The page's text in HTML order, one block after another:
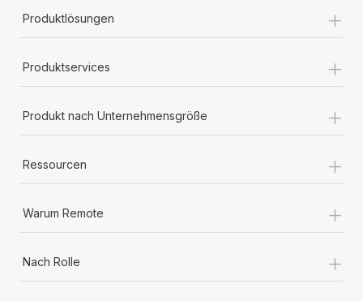
Produktlösungen +
Produktservices +
Produkt nach Unternehmensgröße +
Ressourcen +
Warum Remote +
Nach Rolle
+